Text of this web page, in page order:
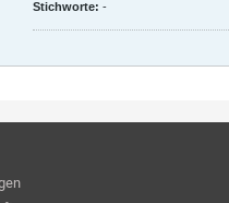
Stichworte: -